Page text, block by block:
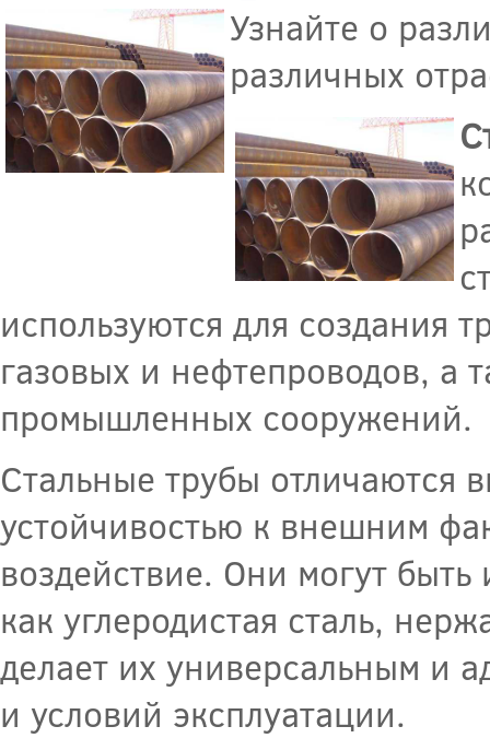
Узнайте о
различных
используются для создания
газовых и нефтепроводов, а
промышленных сооружений.
Стальные трубы отличаются
устойчивостью к внешним
воздействие. Они могут
как углеродистая сталь,
делает их универсальным и
и условий эксплуатации.